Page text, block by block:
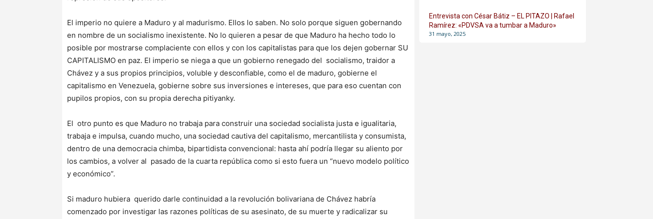
El imperio no quiere a Maduro y al madurismo. Ellos lo saben. No solo porque siguen gobernando
en nombre de un socialismo inexistente. No lo quieren a pesar de que Maduro ha hecho todo lo
posible por mostrarse complaciente con ellos y con los capitalistas para que los dejen gobernar SU
CAPITALISMO en paz. El imperio se niega a que un gobierno renegado del socialismo, traidor a
Chávez y a sus propios principios, voluble y desconfiable, como el de maduro, gobierne el
capitalismo en Venezuela, gobierne sobre sus inversiones e intereses, que para eso cuentan con
pupilos propios, con su propia derecha pitiyanky.
El otro punto es que Maduro no trabaja para construir una sociedad socialista justa e igualitaria,
trabaja e impulsa, cuando mucho, una sociedad cautiva del capitalismo, mercantilista y consumista,
dentro de una democracia chimba, bipartidista convencional: hasta ahí podría llegar su aliento por
los cambios, a volver al pasado de la cuarta república como si esto fuera un “nuevo modelo político
y económico”.
Si maduro hubiera querido darle continuidad a la revolución bolivariana de Chávez habría
comenzado por investigar las razones políticas de su asesinato, de su muerte y radicalizar su
Entrevista con César Bátiz – EL PITAZO | Rafael
Ramírez: «PDVSA va a tumbar a Maduro»
31 mayo, 2025